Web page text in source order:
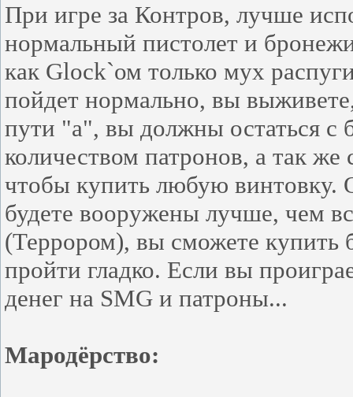
При игре за Контров, лучше
нормальный пистолет и
как Glock`ом только мух
пойдет нормально, вы
пути "a", вы должны остаться
количеством патронов, а так же
чтобы купить любую винтовку.
будете вооружены лучше, чем
(Террором), вы сможете
пройти гладко. Если вы
денег на SMG и патроны...
Мародёрство: